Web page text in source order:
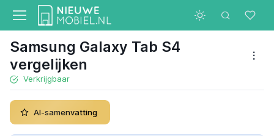
Samsung Galaxy Tab S4
vergelijken
Verkrijgbaar
AI-samenvatting